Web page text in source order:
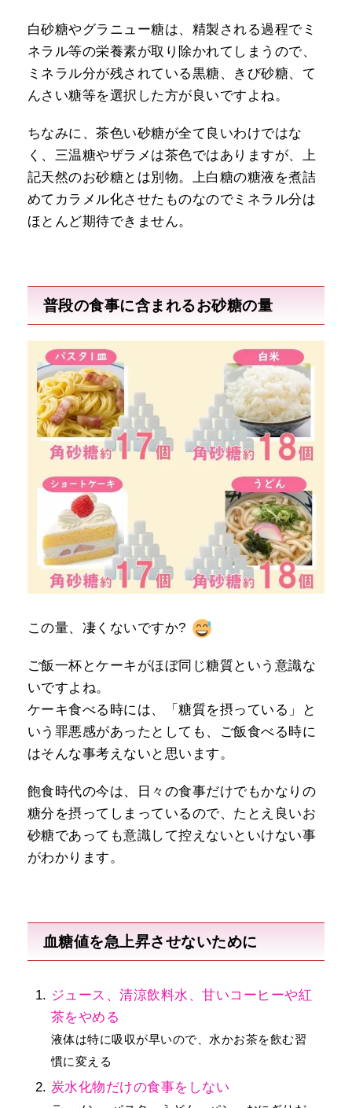
白砂糖やグラニュー糖は、精製される過程でミ
ネラル等の栄養素が取り除かれてしまうので、
ミネラル分が残されている黒糖、きび砂糖、て
んさい糖等を選択した方が良いですよね。
ちなみに、茶色い砂糖が全て良いわけではな
く、三温糖やザラメは茶色ではありますが、上
記天然のお砂糖とは別物。上白糖の糖液を煮詰
めてカラメル化させたものなのでミネラル分は
ほとんど期待できません。
普段の食事に含まれるお砂糖の量
この量、凄くないですか?
ご飯一杯とケーキがほぼ同じ糖質という意識な
いですよね。
ケーキ食べる時には、「糖質を摂っている」と
いう罪悪感があったとしても、ご飯食べる時に
はそんな事考えないと思います。
飽食時代の今は、日々の食事だけでもかなりの
糖分を摂ってしまっているので、たとえ良いお
砂糖であっても意識して控えないといけない事
がわかります。
血糖値を急上昇させないために
ジュース、清涼飲料水、甘いコーヒーや紅
茶をやめる
液体は特に吸収が早いので、水かお茶を飲む習
慣に変える
炭水化物だけの食事をしない